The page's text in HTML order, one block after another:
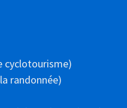
cyclotourisme)
randonnée)